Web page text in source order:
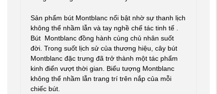
Sản phẩm bút Montblanc nổi bật nhờ sự thanh lịch
không thể nhầm lẫn và tay nghề chế tác tinh tế .
Bút Montblanc đồng hành cùng chủ nhân suốt
đời. Trong suốt lịch sử của thương hiệu, cây bút
Montblanc đặc trưng đã trở thành một tác phẩm
kinh điển vượt thời gian. Biểu tượng Montblanc
không thể nhầm lẫn trang trí trên nắp của mỗi
chiếc bút.